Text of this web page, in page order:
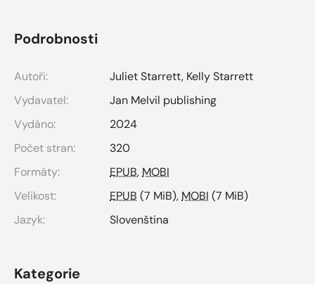
Podrobnosti
Autoři: Juliet Starrett, Kelly Starrett
Vydavatel:
Jan Melvil publishing
Vydáno:
2024
Počet stran:
320
Formáty:
EPUB,MOBI
Velikost:
EPUB (7 MiB),MOBI (7 MiB)
Jazyk:
Slovenština
Kategorie